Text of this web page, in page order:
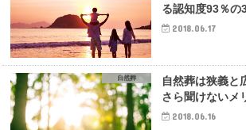
る認知度93％の
2018.06.17
自然葬
自然葬は狭義と
さら聞けないメ
2018.06.16